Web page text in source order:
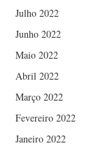
Julho 2022
Junho 2022
Maio 2022
Abril 2022
Março 2022
Fevereiro 2022
Janeiro 2022